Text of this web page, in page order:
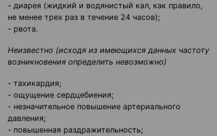
- диарея (жидкий и водянистый кал, как правило,
не менее трех раз в течение 24 часов);
- рвота.
Неизвестно (исходя из имеющихся данных частоту
возникновения определить невозможно)
- тахикардия;
- ощущение сердцебиения;
- незначительное повышение артериального
давления;
- повышенная раздражительность;